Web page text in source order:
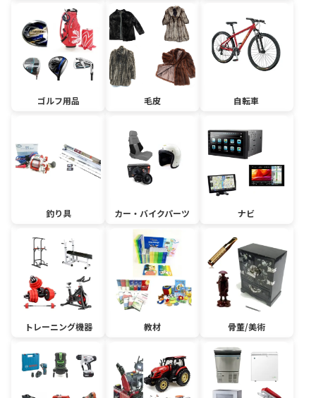
ゴルフ用品 毛皮 自転車
釣り具 カー・バイクパーツ ナビ
トレーニング機器 教材 骨董/美術